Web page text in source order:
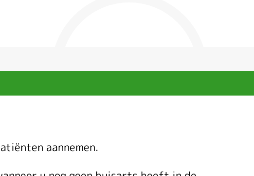
aannemen.